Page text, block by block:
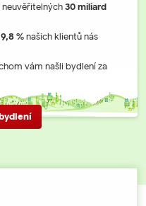
30 miliard
%našich klientů nás
vám našli bydlení za